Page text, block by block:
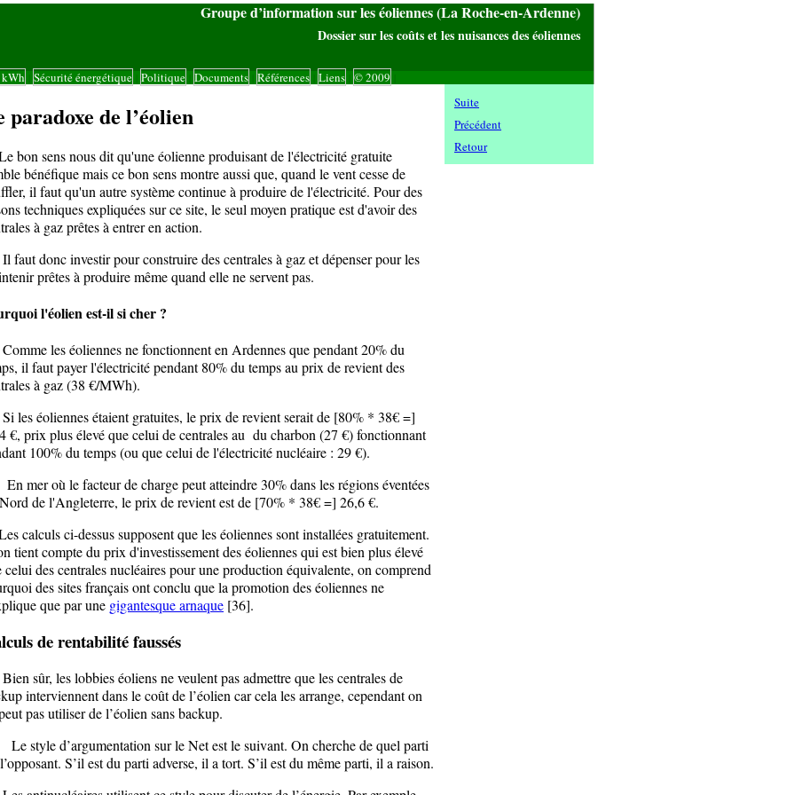
Groupe d’information sur les éoliennes (La Roche-en-Ardenne)
Dossier sur les coûts et les nuisances des éoliennes
Sécurité énergétique Politique Documents Références Liens © 2009
paradoxe de l’éolien
sens nous dit qu'une éolienne produisant de l'électricité gratuite
bénéfique mais ce bon sens montre aussi que, quand le vent cesse de
il faut qu'un autre système continue à produire de l'électricité. Pour des
techniques expliquées sur ce site, le seul moyen pratique est d'avoir des
à gaz prêtes à entrer en action.
donc investir pour construire des centrales à gaz et dépenser pour les
prêtes à produire même quand elle ne servent pas.
l'éolien est-il si cher ?
les éoliennes ne fonctionnent en Ardennes que pendant 20% du
il faut payer l'électricité pendant 80% du temps au prix de revient des
à gaz (38 €/MWh).
éoliennes étaient gratuites, le prix de revient serait de [80% * 38€ =]
€, prix plus élevé que celui de centrales au du charbon (27 €) fonctionnant
100% du temps (ou que celui de l'électricité nucléaire : 29 €).
où le facteur de charge peut atteindre 30% dans les régions éventées
de l'Angleterre, le prix de revient est de [70% * 38€ =] 26,6 €.
calculs ci-dessus supposent que les éoliennes sont installées gratuitement.
tient compte du prix d'investissement des éoliennes qui est bien plus élevé
celui des centrales nucléaires pour une production équivalente, on comprend
des sites français ont conclu que la promotion des éoliennes ne
que par une gigantesque arnaque [36].
de rentabilité faussés
sûr, les lobbies éoliens ne veulent pas admettre que les centrales de
interviennent dans le coût de l’éolien car cela les arrange, cependant on
pas utiliser de l’éolien sans backup.
d’argumentation sur le Net est le suivant. On cherche de quel parti
S’il est du parti adverse, il a tort. S’il est du même parti, il a raison.
Suite
Précédent
Retour